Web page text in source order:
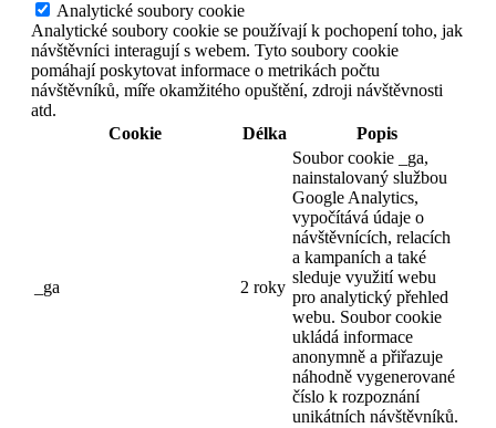
Analytické soubory cookie
Analytické soubory cookie se používají k pochopení toho, jak
návštěvníci interagují s webem. Tyto soubory cookie
pomáhají poskytovat informace o metrikách počtu
návštěvníků, míře okamžitého opuštění, zdroji návštěvnosti
atd.
Cookie
Délka Popis
_ga 2 roky
Soubor cookie _ga,
nainstalovaný službou
Google Analytics,
vypočítává údaje o
návštěvnících, relacích
a kampaních a také
sleduje využití webu
pro analytický přehled
webu. Soubor cookie
ukládá informace
anonymně a přiřazuje
náhodně vygenerované
číslo k rozpoznání
unikátních návštěvníků.